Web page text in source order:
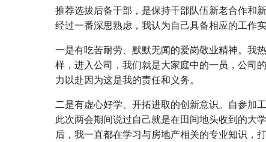
推荐选拔后备干部，是保持干部队伍新老合作和
经过一番深思熟虑，我认为自己具备相应的工作
一是有吃苦耐劳、默默无闻的爱岗敬业精神。我
样，进入公司，我们就是大家庭中的一员，公司
力以赴因为这是我的责任和义务。
二是有虚心好学、开拓进取的创新意识。自参加
此次两会期间说过自己就是在田间地头收到的大
后，我一直都在学习与房地产相关的专业知识，